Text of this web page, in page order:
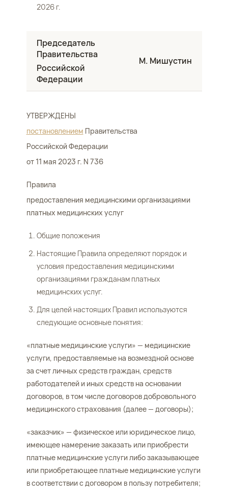
2026 г.
Председатель
Правительства
Российской
Федерации
М. Мишустин
УТВЕРЖДЕНЫ
постановлением Правительства
Российской Федерации
от 11 мая 2023 г. N 736
Правила
предоставления медицинскими организациями
платных медицинских услуг
Общие положения
Настоящие Правила определяют порядок и
условия предоставления медицинскими
организациями гражданам платных
медицинских услуг.
Для целей настоящих Правил используются
следующие основные понятия:
«платные медицинские услуги» — медицинские
услуги, предоставляемые на возмездной основе
за счет личных средств граждан, средств
работодателей и иных средств на основании
договоров, в том числе договоров добровольного
медицинского страхования (далее — договоры);
«заказчик» — физическое или юридическое лицо,
имеющее намерение заказать или приобрести
платные медицинские услуги либо заказывающее
или приобретающее платные медицинские услуги
в соответствии с договором в пользу потребителя;